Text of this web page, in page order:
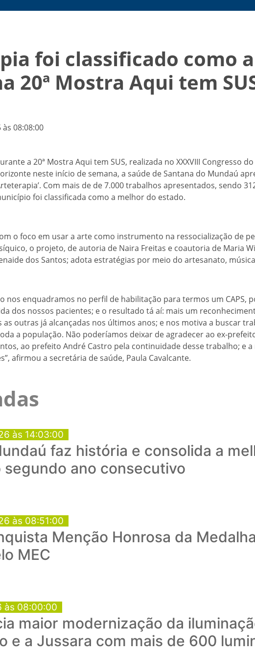
foi classificado como
20ª Mostra Aqui tem
08:08:00
a 20ª Mostra Aqui tem SUS, realizada no XXXVIII Congresso
neste início de semana, a saúde de Santana do Mundaú
Com mais de de 7.000 trabalhos apresentados, sendo
foi classificada como a melhor do estado.
o foco em usar a arte como instrumento na ressocialização de
o projeto, de autoria de Naira Freitas e coautoria de Maria
dos Santos; adota estratégias por meio do artesanato,
enquadramos no perfil de habilitação para termos um CAPS,
dos nossos pacientes; e o resultado tá aí: mais um
outras já alcançadas nos últimos anos; e nos motiva a buscar
a população. Não poderíamos deixar de agradecer ao ex-
ao prefeito André Castro pela continuidade desse trabalho; e a
afirmou a secretária de saúde, Paula Cavalcante.
às 14:03:00
faz história e consolida a
segundo ano consecutivo
às 08:51:00
Menção Honrosa da
MEC
às 08:00:00
maior modernização da
e a Jussara com mais de 600